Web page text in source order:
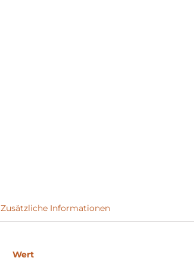
Zusätzliche Informationen
Wert